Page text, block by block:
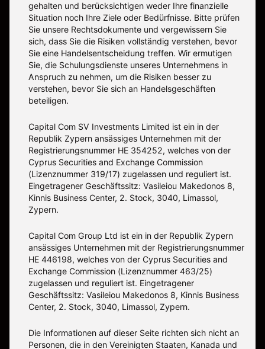
gehalten und berücksichtigen weder Ihre finanzielle
Situation noch Ihre Ziele oder Bedürfnisse. Bitte prüfen
Sie unsere Rechtsdokumente und vergewissern Sie
sich, dass Sie die Risiken vollständig verstehen, bevor
Sie eine Handelsentscheidung treffen. Wir ermutigen
Sie, die Schulungsdienste unseres Unternehmens in
Anspruch zu nehmen, um die Risiken besser zu
verstehen, bevor Sie sich an Handelsgeschäften
beteiligen.
Capital Com SV Investments Limited ist ein in der
Republik Zypern ansässiges Unternehmen mit der
Registrierungsnummer HE 354252, welches von der
Cyprus Securities and Exchange Commission
(Lizenznummer 319/17) zugelassen und reguliert ist.
Eingetragener Geschäftssitz: Vasileiou Makedonos 8,
Kinnis Business Center, 2. Stock, 3040, Limassol,
Zypern.
Capital Com Group Ltd ist ein in der Republik Zypern
ansässiges Unternehmen mit der Registrierungsnummer
ΗΕ 446198, welches von der Cyprus Securities and
Exchange Commission (Lizenznummer 463/25)
zugelassen und reguliert ist. Eingetragener
Geschäftssitz: Vasileiou Makedonos 8, Kinnis Business
Center, 2. Stock, 3040, Limassol, Zypern.
Die Informationen auf dieser Seite richten sich nicht an
Personen, die in den Vereinigten Staaten, Kanada und